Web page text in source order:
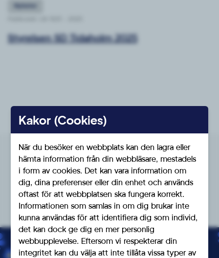
Styrelsen SD Tidaholm 2025
Denna förening tillhör
SD Skaraborg
Bli medlem du också!
Kakor (Cookies)
När du besöker en webbplats kan den lagra eller
hämta information från din webbläsare, mestadels
i form av cookies. Det kan vara information om
dig, dina preferenser eller din enhet och används
oftast för att webbplatsen ska fungera korrekt.
Informationen som samlas in om dig brukar inte
kunna användas för att identifiera dig som individ,
det kan dock ge dig en mer personlig
webbupplevelse. Eftersom vi respekterar din
integritet kan du välja att inte tillåta vissa typer av